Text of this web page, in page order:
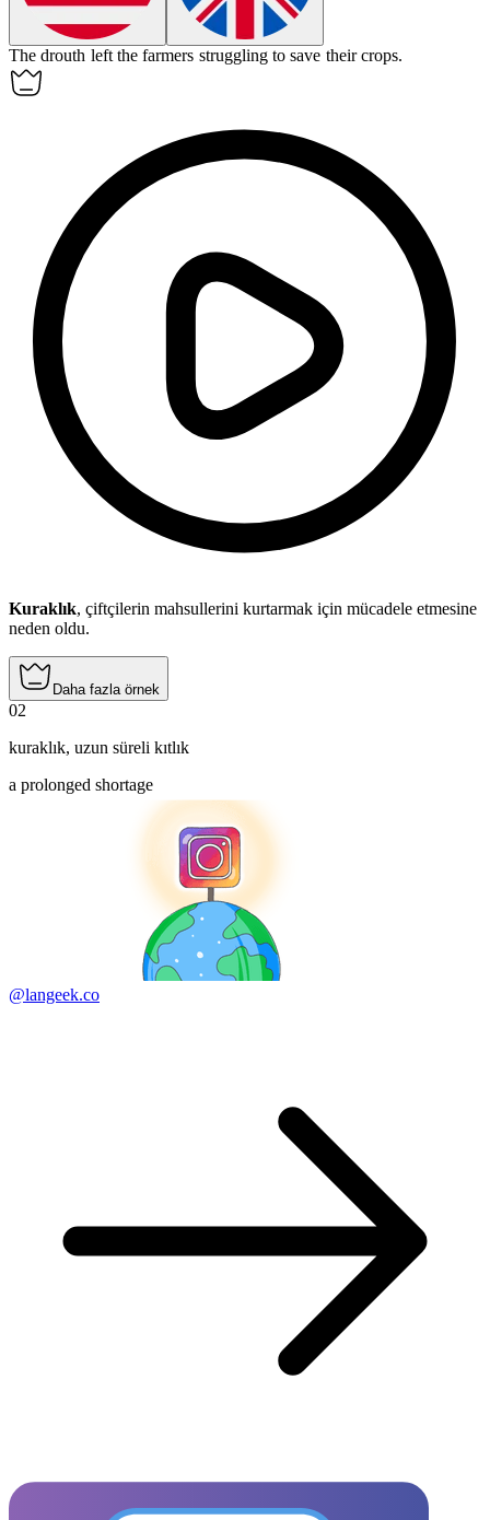
Thedrouth left the farmers struggling to save their crops.
Kuraklık, çiftçilerin mahsullerini kurtarmak için mücadele etmesine
neden oldu.
Daha fazla örnek
02
kuraklık, uzun süreli kıtlık
a prolonged shortage
@langeek.co